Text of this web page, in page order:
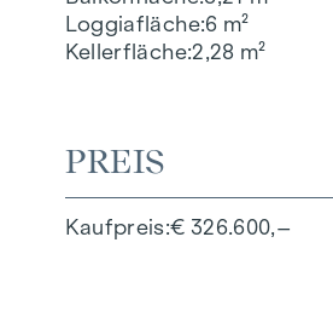
Loggiafläche 6 m²
Kellerfläche 2,28 m²
PREIS
Kaufpreis € 326.600,–